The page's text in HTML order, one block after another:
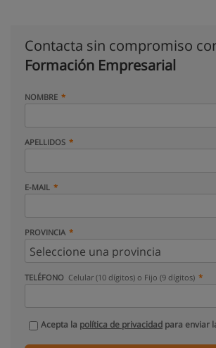
Contacta sin compromiso
Formación Empresarial
NOMBRE
APELLIDOS
E-MAIL
PROVINCIA
TELÉFONO Celular (10 dígitos) o Fijo (9 dígitos)
Acepta la política de privacidad para enviar